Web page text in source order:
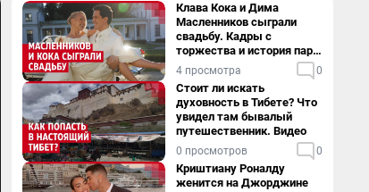
Клава Кока и Дима
Масленников сыграли
свадьбу. Кадры с
торжества и история пары
— в видео
4 просмотра 0
Стоит ли искать
духовность в Тибете? Что
увидел там бывалый
путешественник. Видео
0 просмотров 0
Криштиану Роналду
женится на Джорджине